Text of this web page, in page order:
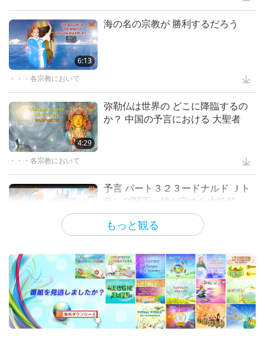
1:07:40
イスラム教は平和の宗教全3回の１
マスターと弟子
25:52
神を悟るには宗教を超えねばならな
い全3回の３回
スプリームマスターチンハイの講義
Spiritual Unity - In Honor of
World Religion Day
33:30
すべての宗教指導者および霊的指導
者の方々へのスプリームマスターチ
ンハイからの緊急メッセージ
重要なメッセージ
17:46
The Best Inheritance, Part 2 of 2
ドラマ
14:46
Consequences for Rivers and
Oceans, Part 2 of 3
プラネットアース：愛のわが家
スプリームマスターチンハイが語る
肉の有害な影響パート２ー 健康へ
の悲劇的な損失
スプリームマスターチンハイ(ビーガン)が語る肉の有害な影響
1:21
ビーガンになって悔い改める＝自分
の魂を救う！
重要なメッセージ
人獣共通感染症の防止： ビーガン
13:06
プラネットアース：愛のわが家
13:30
芸術と霊性
2:47
ィーガン レストランの開業後に天
国の報酬と動物たちからの挨拶を受
ける
天国と地獄への訪問：証言
15:20
解き放たれた植物パワーのアスリー
ビーガニズム：高潔の生き方
動物愛護週間を祝うー 動物のため
の優しいホストになる方法 全３回
便利なヒント
22:40
愛のギフト
18:21
犬と人間のための新年のハッピーな
ビーガン料理番組
ームブルギニョン(フランス風シチ
ュー)マッシュポテト添え
ビーガン料理番組
16:49
日本の伝統的な油揚げの野菜巻き全
二回の前編ーほうれん草と人参のヴ
ィーガン信田巻き
もっと観る
6:13
海の名の宗教が 勝利するだろう
・・・各宗教において
4:29
弥勒仏は世界の どこに降臨するの
か？ 中国の予言における 大聖者
・・・各宗教において
予言 パート３２３ードナルド Ｊト
ランプ閣下ー神が定めた大統領
予言 パート３２０ー終末の大いな
る応報をいかに回避するか？無上の
弥勒仏全能の法輪転王に帰依する
弥勒仏に関する予言